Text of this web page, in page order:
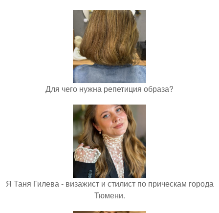
Для чего нужна репетиция образа?
Я Таня Гилева - визажист и стилист по прическам города
Тюмени.